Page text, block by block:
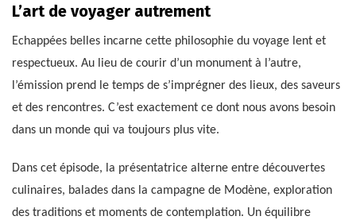
L’art de voyager autrement
Echappées belles incarne cette philosophie du voyage lent et
respectueux. Au lieu de courir d’un monument à l’autre,
l’émission prend le temps de s’imprégner des lieux, des saveurs
et des rencontres. C’est exactement ce dont nous avons besoin
dans un monde qui va toujours plus vite.
Dans cet épisode, la présentatrice alterne entre découvertes
culinaires, balades dans la campagne de Modène, exploration
des traditions et moments de contemplation. Un équilibre